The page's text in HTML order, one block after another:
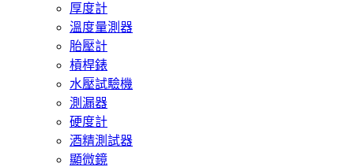
厚度計
溫度量測器
胎壓計
槓桿錶
水壓試驗機
測漏器
硬度計
酒精測試器
顯微鏡